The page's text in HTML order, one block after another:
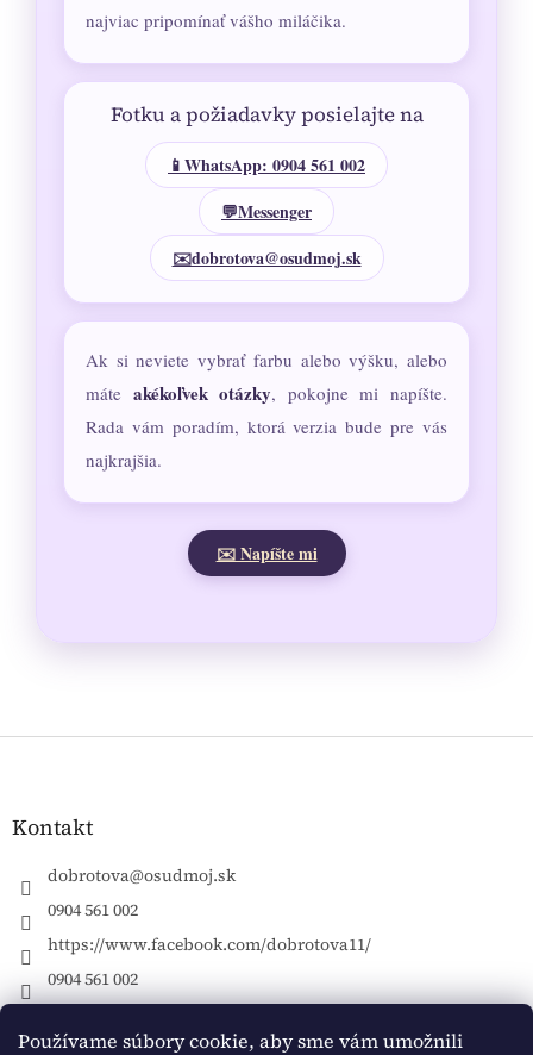
Používame súbory cookie, aby sme vám umožnili
najviac pripomínať vášho miláčika.
Fotku a požiadavky posielajte na
📱WhatsApp: 0904 561 002
💬Messenger
✉️dobrotova@osudmoj.sk
Ak si neviete vybrať farbu alebo výšku, alebo
máte akékoľvek otázky, pokojne mi napíšte.
Rada vám poradím, ktorá verzia bude pre vás
najkrajšia.
✉️ Napíšte mi
Z
Kontakt
dobrotova@osudmoj.sk
0904 561 002
https://www.facebook.com/dobrotova11/
0904 561 002